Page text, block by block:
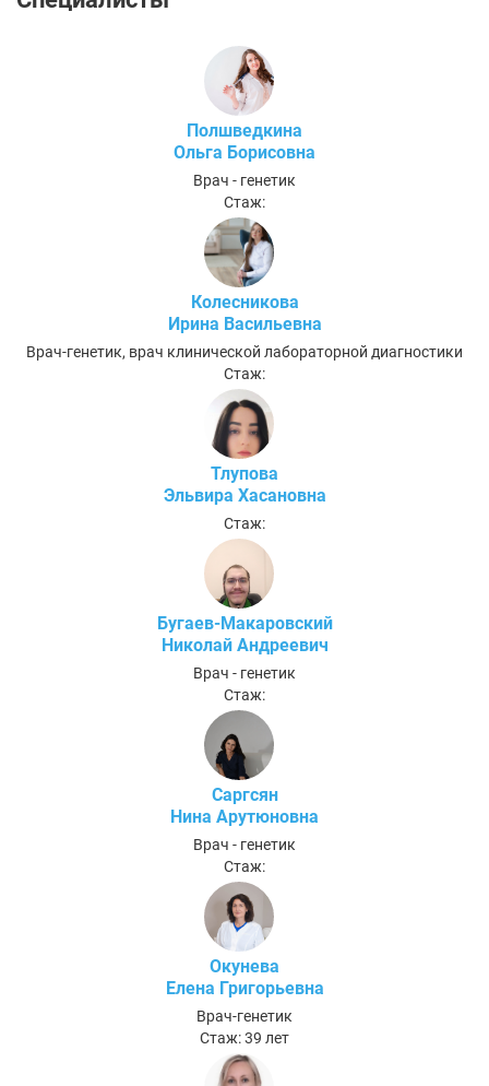
Полшведкина
Ольга Борисовна
Врач - генетик
Стаж:
Колесникова
Ирина Васильевна
Врач-генетик, врач клинической лабораторной диагностики
Стаж:
Тлупова
Эльвира Хасановна
Стаж:
Бугаев-Макаровский
Николай Андреевич
Врач - генетик
Стаж:
Саргсян
Нина Арутюновна
Врач - генетик
Стаж:
Окунева
Елена Григорьевна
Врач-генетик
Стаж: 39 лет